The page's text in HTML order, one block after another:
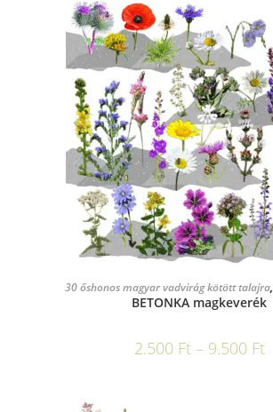
OPCIÓK VÁLASZTÁSA
30 őshonos magyar vadvirág kötött talajra,
BETONKA magkeverék
2.500 Ft – 9.500 Ft